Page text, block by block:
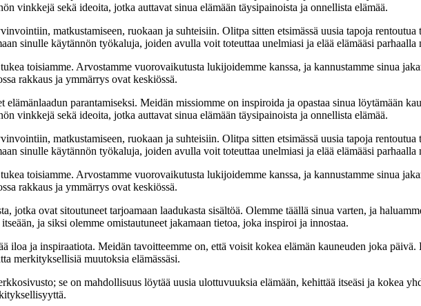
vinkkejä sekä ideoita, jotka auttavat sinua elämään täysipainoista ja onnellista elämää.
matkustamiseen, ruokaan ja suhteisiin. Olitpa sitten etsimässä uusia tapoja rentoutua
sinulle käytännön työkaluja, joiden avulla voit toteuttaa unelmiasi ja elää elämääsi parhaalla
toisiamme. Arvostamme vuorovaikutusta lukijoidemme kanssa, ja kannustamme sinua
rakkaus ja ymmärrys ovat keskiössä.
parantamiseksi. Meidän missiomme on inspiroida ja opastaa sinua löytämään
vinkkejä sekä ideoita, jotka auttavat sinua elämään täysipainoista ja onnellista elämää.
matkustamiseen, ruokaan ja suhteisiin. Olitpa sitten etsimässä uusia tapoja rentoutua
sinulle käytännön työkaluja, joiden avulla voit toteuttaa unelmiasi ja elää elämääsi parhaalla
toisiamme. Arvostamme vuorovaikutusta lukijoidemme kanssa, ja kannustamme sinua
rakkaus ja ymmärrys ovat keskiössä.
ovat sitoutuneet tarjoamaan laadukasta sisältöä. Olemme täällä sinua varten, ja
ja siksi olemme omistautuneet jakamaan tietoa, joka inspiroi ja innostaa.
iloa ja inspiraatiota. Meidän tavoitteemme on, että voisit kokea elämän kauneuden joka
merkityksellisiä muutoksia elämässäsi.
se on mahdollisuus löytää uusia ulottuvuuksia elämään, kehittää itseäsi ja kokea